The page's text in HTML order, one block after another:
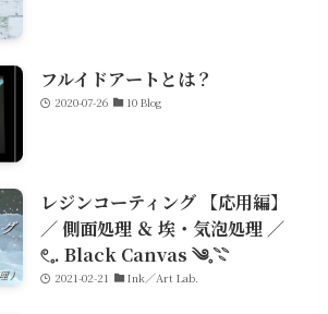
フルイドアートとは？
2020-07-26 10 Blog
レジンコーティング 【応用編】
／ 側面処理 ＆ 埃・気泡処理 ／
𓏲𓈒. Black Canvas ༄𓈒𓇢
2021-02-21 Ink／Art Lab.